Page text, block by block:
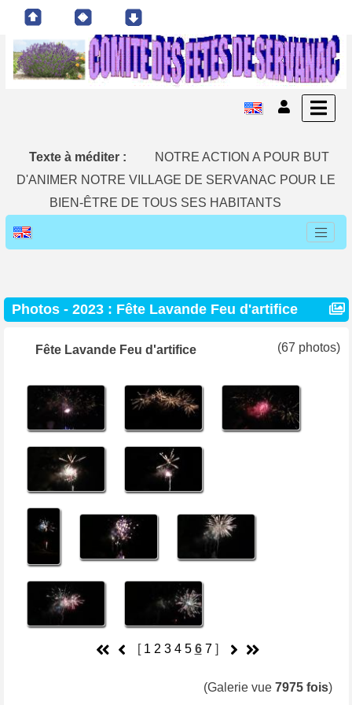
Texte à méditer :
NOTRE ACTION A POUR BUT
D'ANIMER NOTRE VILLAGE DE SERVANAC POUR LE
BIEN-ÊTRE DE TOUS SES HABITANTS
Photos - 2023 : Fête Lavande Feu d'artifice
Fête Lavande Feu d'artifice (67 photos)
[ 1 2 3 4 5 6 7]
(Galerie vue 7975 fois)